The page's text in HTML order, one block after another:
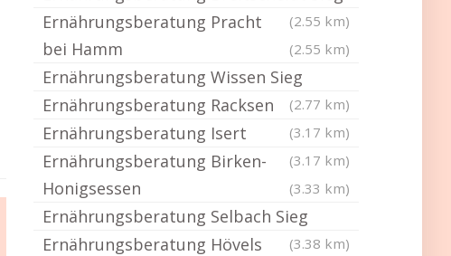
(2.55 km)
Ernährungsberatung Pracht
bei Hamm
(2.55 km)
Ernährungsberatung Wissen Sieg
(2.77 km)
Ernährungsberatung Racksen
(3.17 km)
Ernährungsberatung Isert
(3.17 km)
Ernährungsberatung Birken-
Honigsessen
(3.33 km)
Ernährungsberatung Selbach Sieg
(3.38 km)
Ernährungsberatung Hövels